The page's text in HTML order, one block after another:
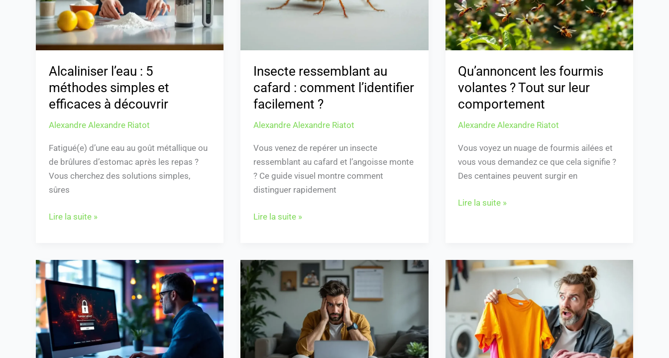
Alcaliniser l’eau : 5
méthodes simples et
efficaces à découvrir
Alexandre Alexandre Riatot
Fatigué(e) d’une eau au goût métallique ou
de brûlures d’estomac après les repas ?
Vous cherchez des solutions simples,
sûres
efficaces
découvrir
Lire la suite »
Insecte ressemblant au
cafard : comment l’identifier
facilement ?
Alexandre Alexandre Riatot
Vous venez de repérer un insecte
ressemblant au cafard et l’angoisse monte
? Ce guide visuel montre comment
distinguer rapidement
l’identifier
Lire la suite »
Qu’annoncent les fourmis
volantes ? Tout sur leur
comportement
Alexandre Alexandre Riatot
Vous voyez un nuage de fourmis ailées et
vous vous demandez ce que cela signifie ?
Des centaines peuvent surgir en
sur
leur
comportement
Lire la suite »
“Canopee
Laforet
Guide
Complet
pour
Se
Je
paie
seul
le
crédit
immobilier
indivision
Comment
enlever
une
couleur
qui
a
déteint